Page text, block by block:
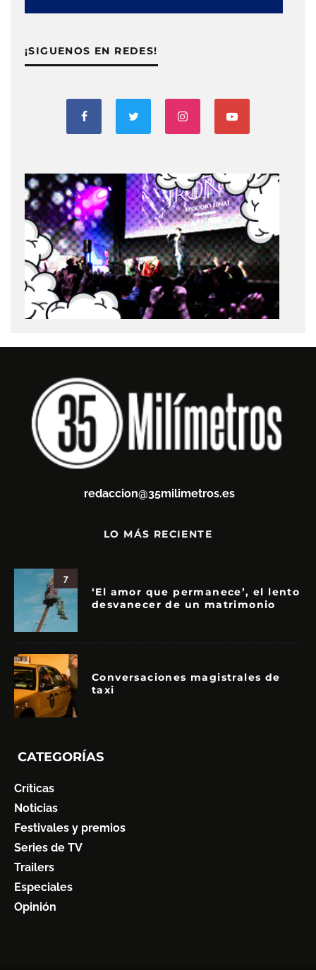
¡SIGUENOS EN REDES!
redaccion@35milimetros.es
LO MÁS RECIENTE
7
‘El amor que permanece’, el lento
desvanecer de un matrimonio
Conversaciones magistrales de
taxi
CATEGORÍAS
Críticas
Noticias
Festivales y premios
Series de TV
Trailers
Especiales
Opinión